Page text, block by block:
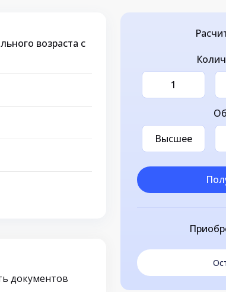
возраста с
документов
1
Высшее